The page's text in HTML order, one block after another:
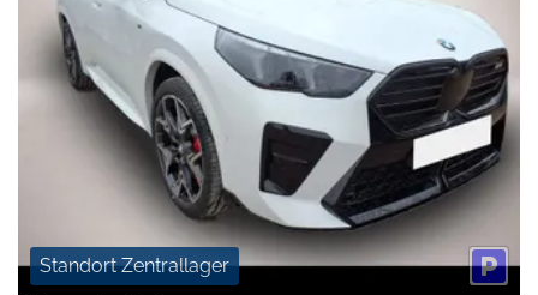
Standort Zentrallager